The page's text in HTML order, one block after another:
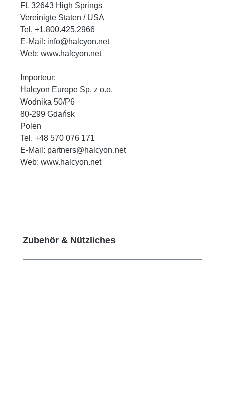
FL 32643 High Springs
Vereinigte Staten / USA
Tel. +1.800.425.2966
E-Mail: info@halcyon.net
Web: www.halcyon.net
Importeur:
Halcyon Europe Sp. z o.o.
Wodnika 50/P6
80-299 Gdańsk
Polen
Tel. +48 570 076 171
E-Mail: partners@halcyon.net
Web: www.halcyon.net
Produktgalerie überspringen
Zubehör & Nützliches